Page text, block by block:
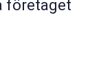
företaget